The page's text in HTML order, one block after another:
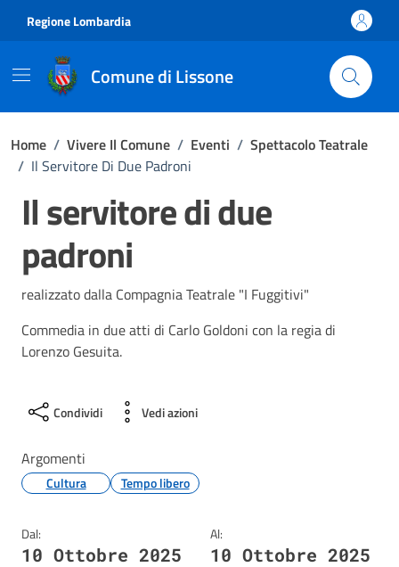
Regione Lombardia
Comune di Lissone
Home / Vivere Il Comune / Eventi / Spettacolo Teatrale
/ Il Servitore Di Due Padroni
Il servitore di due
padroni
realizzato dalla Compagnia Teatrale "I Fuggitivi"
Commedia in due atti di Carlo Goldoni con la regia di
Lorenzo Gesuita.
Condividi Vedi azioni
Argomenti
Cultura Tempo libero
Dal:
10 Ottobre 2025
Al:
10 Ottobre 2025